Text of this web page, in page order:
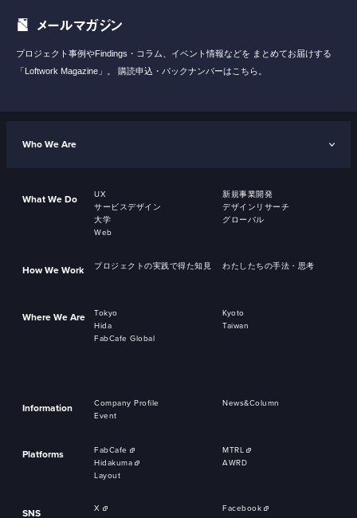
メールマガジン
プロジェクト事例やFindings・コラム、イベント情報などを まとめてお届けする
「Loftwork Magazine」。
購読申込・バックナンバーはこちら。
Who We Are
What We Do UX
新規事業開発
サービスデザイン
デザインリサーチ
大学
グローバル
Web
How We Work プロジェクトの実践で得た知見 わたしたちの手法・思考
Where We Are Tokyo
Kyoto
Hida
Taiwan
FabCafe Global
Information Company Profile
News&Column
Event
Platforms FabCafe
MTRL
Hidakuma
AWRD
Layout
SNS X
Facebook